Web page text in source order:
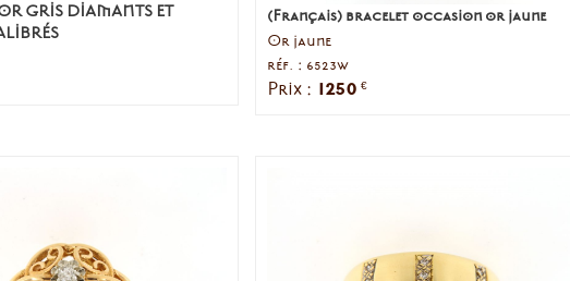
GRIS DIAMANTS ET
(Français) bracelet occasion or jaune
Or jaune
réf. : 6523w
Prix : 1250 €